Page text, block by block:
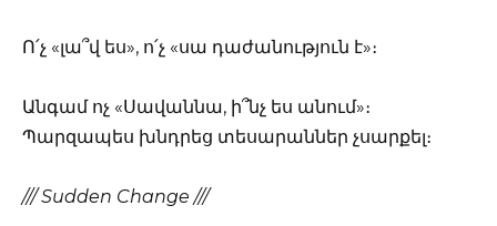
Ո՛չ «լա՞վ ես», ո՛չ «սա դաժանություն է»։
Անգամ ոչ «Սավաննա, ի՞նչ ես անում»։
Պարզապես խնդրեց տեսարաններ չսարքել։
/// Sudden Change ///